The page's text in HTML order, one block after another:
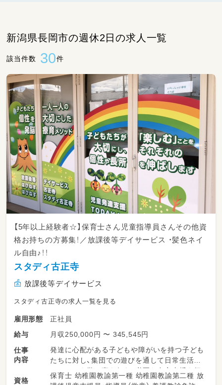
新潟県長岡市の週休2日の求人一覧
該当件数 30件
【5年以上経験者☆】保育士さん児童指導員さんその他資
格お持ちの方募集！／放課後等デイサービス ・髪色ネイ
ル自由♪！！
スタディ古正寺
放課後等デイサービス
スタディ古正寺の求人一覧を見る
雇用形態
正社員
給与
月収250,000円 〜 345,545円
仕事
内容
発達に心配がある子どもや障がいを持つ子ども
たちに対し、集団での遊びを通して日常生活で
のルールを学ぶ事を伝え、必要な自立支援を行
う仕事（運動・学習・ソーシャルスキルの支援が
資格
保育士 幼稚園教諭第一種 幼稚園教諭第二種 放